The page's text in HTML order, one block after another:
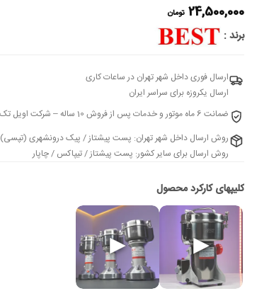
24,500,000 تومان
برند
ارسال فوری داخل شهر تهران در ساعات کاری
ارسال یکروزه برای سراسر ایران
ضمانت 6 ماه موتور و خدمات پس از فروش 10 ساله – شرکت اویل تک واردکننده انحصاری بست
روش ارسال داخل شهر تهران: پست پیشتاز / پیک درونشهری (تپسی)
روش ارسال برای سایر کشور: پست پیشتاز / تیپاکس / چاپار